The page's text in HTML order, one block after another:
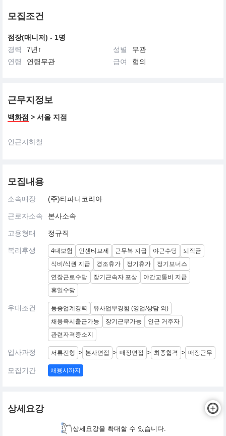
모집조건
점장(매니저) - 1명
경력
7년↑ 성별
무관
연령
연령무관 급여 협의
근무지정보
백화점 > 서울 지점
인근지하철
모집내용
소속매장 (주)티파니코리아
근로자소속 본사소속
고용형태 정규직
복리후생 4대보험 인센티브제 근무복 지급 야근수당
퇴직금
식비/식권 지급
경조휴가 정기휴가
정기보너스
연장근로수당
장기근속자 포상
야간교통비 지급
휴일수당
우대조건 동종업계경력
유사업무경험 (영업/상담 외)
채용즉시출근가능
장기근무가능
인근 거주자
관련자격증소지
입사과정 서류전형 > 본사면접 > 매장면접 > 최종합격 > 매장근무
모집기간 채용시까지
상세요강
상세요강을 확대할 수 있습니다.